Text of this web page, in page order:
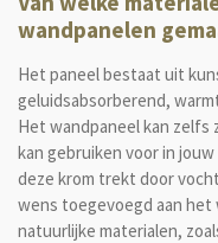
wandpanelen
Het paneel bestaat uit
geluidsabsorberend,
Het wandpaneel kan
kan gebruiken voor in
deze krom trekt door
wens toegevoegd aan het
natuurlijke materialen,